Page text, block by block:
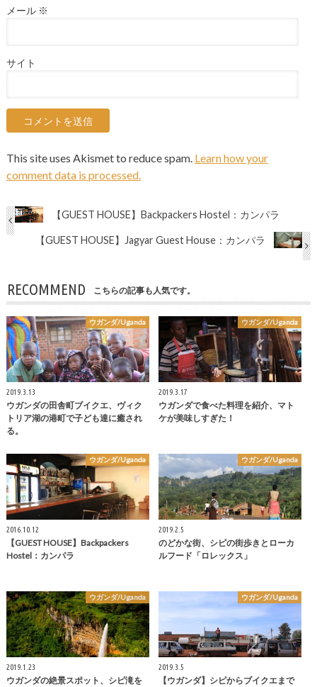
メール ※
サイト
This site uses Akismet to reduce spam. Learn how your
comment data is processed.
【GUEST HOUSE】Backpackers Hostel：カンパラ
【GUEST HOUSE】Jagyar Guest House：カンパラ
RECOMMEND こちらの記事も人気です。
ウガンダ/Uganda
2019.3.13
ウガンダの田舎町ブイクエ、ヴィク
トリア湖の港町で子ども達に癒され
る。
ウガンダ/Uganda
2019.3.17
ウガンダで食べた料理を紹介、マト
ケが美味しすぎた！
ウガンダ/Uganda
2016.10.12
【GUEST HOUSE】Backpackers
Hostel：カンパラ
ウガンダ/Uganda
2019.2.5
のどかな街、シピの街歩きとローカ
ルフード「ロレックス」
ウガンダ/Uganda
2019.1.23
ウガンダの絶景スポット、シピ滝を
ウガンダ/Uganda
2019.3.5
【ウガンダ】シピからブイクエまで